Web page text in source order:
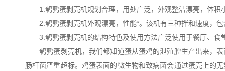
1.鹌鹑蛋剥壳机规划合理，用处广泛，外观整洁漂亮，体积
2.鹌鹑蛋剥壳机外观漂亮，性能*。该机有三种拌和速度，包
3.鹌鹑蛋剥壳机的结构特色及使用方法广泛使用于餐厅、食
鹌鹑蛋剥壳机，我们都知道蛋从蛋鸡的泄殖腔生产出来，表
肠杆菌严重超标。鸡蛋表面的微生物和致病菌会通过蛋壳上的